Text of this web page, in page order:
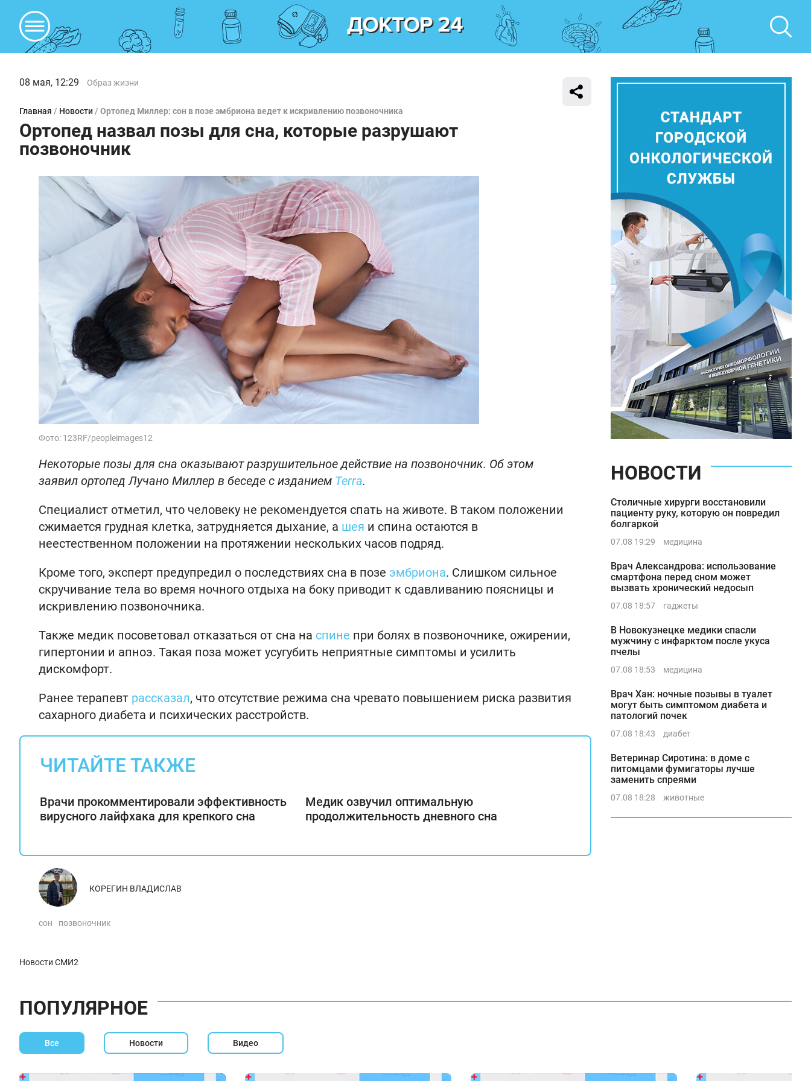
08 мая, 12:29 Образ жизни
Главная / Новости / Ортопед Миллер: сон в позе эмбриона ведет к искривлению позвоночника
Ортопед назвал позы для сна, которые разрушают
позвоночник
Фото: 123RF/peopleimages12
Некоторые позы для сна оказывают разрушительное действие на позвоночник. Об этом
заявил ортопед Лучано Миллер в беседе с изданием Terra.
Специалист отметил, что человеку не рекомендуется спать на животе. В таком положении
сжимается грудная клетка, затрудняется дыхание, а шея и спина остаются в
неестественном положении на протяжении нескольких часов подряд.
Кроме того, эксперт предупредил о последствиях сна в позе эмбриона. Слишком сильное
скручивание тела во время ночного отдыха на боку приводит к сдавливанию поясницы и
искривлению позвоночника.
Также медик посоветовал отказаться от сна на спине при болях в позвоночнике, ожирении,
гипертонии и апноэ. Такая поза может усугубить неприятные симптомы и усилить
дискомфорт.
Ранее терапевт рассказал, что отсутствие режима сна чревато повышением риска развития
сахарного диабета и психических расстройств.
ЧИТАЙТЕ ТАКЖЕ
Врачи прокомментировали эффективность
вирусного лайфхака для крепкого сна
Медик озвучил оптимальную
продолжительность дневного сна
КОРЕГИН ВЛАДИСЛАВ
сон позвоночник
Новости СМИ2
НОВОСТИ
Столичные хирурги восстановили
пациенту руку, которую он повредил
болгаркой
07.08 19:29 медицина
Врач Александрова: использование
смартфона перед сном может
вызвать хронический недосып
07.08 18:57 гаджеты
В Новокузнецке медики спасли
мужчину с инфарктом после укуса
пчелы
07.08 18:53 медицина
Врач Хан: ночные позывы в туалет
могут быть симптомом диабета и
патологий почек
07.08 18:43 диабет
Ветеринар Сиротина: в доме с
питомцами фумигаторы лучше
заменить спреями
07.08 18:28 животные
ПОПУЛЯРНОЕ
Все Новости Видео